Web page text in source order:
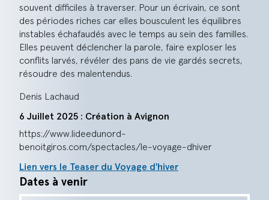
souvent difficiles à traverser. Pour un écrivain, ce sont
des périodes riches car elles bousculent les équilibres
instables échafaudés avec le temps au sein des familles.
Elles peuvent déclencher la parole, faire exploser les
conflits larvés, révéler des pans de vie gardés secrets,
résoudre des malentendus.
Denis Lachaud
6 Juillet 2025 : Création à Avignon
https://www.lideedunord-
benoitgiros.com/spectacles/le-voyage-dhiver
Lien vers le Teaser du Voyage d'hiver
Dates à venir